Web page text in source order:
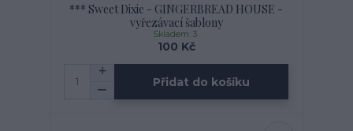
*** Sweet Dixie - GINGERBREAD HOUSE -
vyřezávací šablony
100 Kč
Skladem: 3
Přidat do košíku